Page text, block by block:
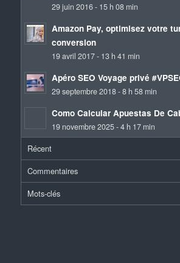
29 juin 2016 - 15 h 08 min
Amazon Pay, optimisez votre
conversion
19 avril 2017 - 13 h 41 min
Apéro SEO Voyage privé
29 septembre 2018 - 8 h 58 min
Como Calcular Apuestas De
19 novembre 2025 - 4 h 17 min
Récent
Commentaires
Mots-clés